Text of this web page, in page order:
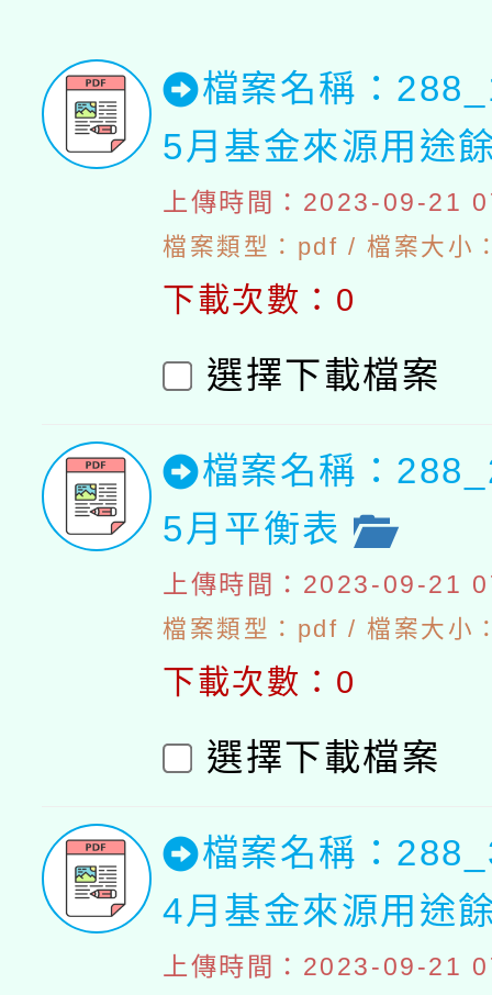
檔案名稱：
5月基金來源用途
上傳時間：2023-09-21
檔案類型：pdf / 檔案大小
下載次數：0
選擇下載檔案
檔案名稱：
5月平衡表
上傳時間：2023-09-21
檔案類型：pdf / 檔案大小
下載次數：0
選擇下載檔案
檔案名稱：
4月基金來源用途
上傳時間：2023-09-21